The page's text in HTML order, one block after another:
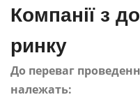
Компанії з
ринку
До переваг
належать: